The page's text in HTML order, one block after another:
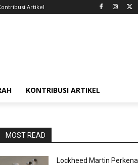
Artikel
KONTRIBUSI ARTIKEL
MOST READ
Lockheed Martin